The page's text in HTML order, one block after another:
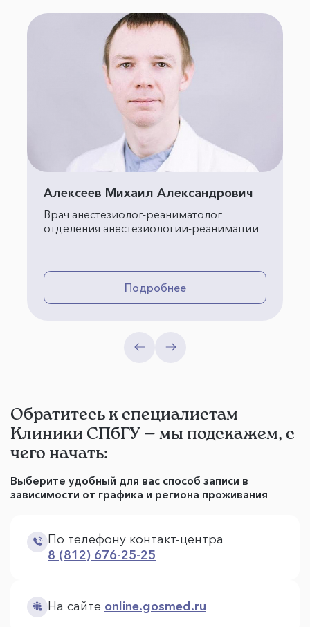
Алексеев Михаил Александрович
Врач анестезиолог-реаниматолог
отделения анестезиологии-реанимации
Подробнее
Обратитесь к специалистам
Клиники СПбГУ — мы подскажем, с
чего начать:
Выберите удобный для вас способ записи в
зависимости от графика и региона проживания
По телефону контакт-центра
8 (812) 676-25-25
На сайте online.gosmed.ru